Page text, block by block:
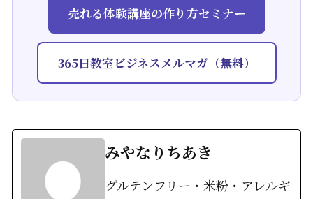
売れる体験講座の作り方セミナー
365日教室ビジネスメルマガ（無料）
みやなりちあき
グルテンフリー・米粉・アレルギ